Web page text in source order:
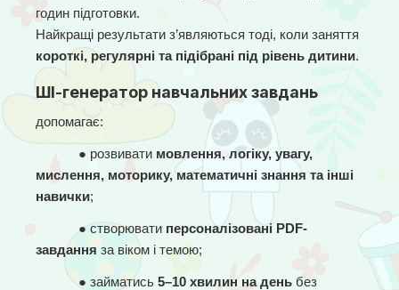
годин підготовки.
короткі, регулярні та підібрані під рівень дитини.
ШІ-генератор навчальних завдань
допомагає:
● розвивати мовлення, логіку, увагу,
мислення, моторику, математичні знання та інші
навички;
● створювати персоналізовані PDF-
завдання за віком і темою;
● займатись 5–10 хвилин на день без